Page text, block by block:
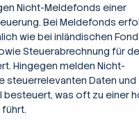
Nicht-Meldefonds einer
Bei Meldefonds
wie bei inländischen
Steuerabrechnung für
Hingegen melden Nicht-
steuerrelevanten Daten und
besteuert, was oft zu einer